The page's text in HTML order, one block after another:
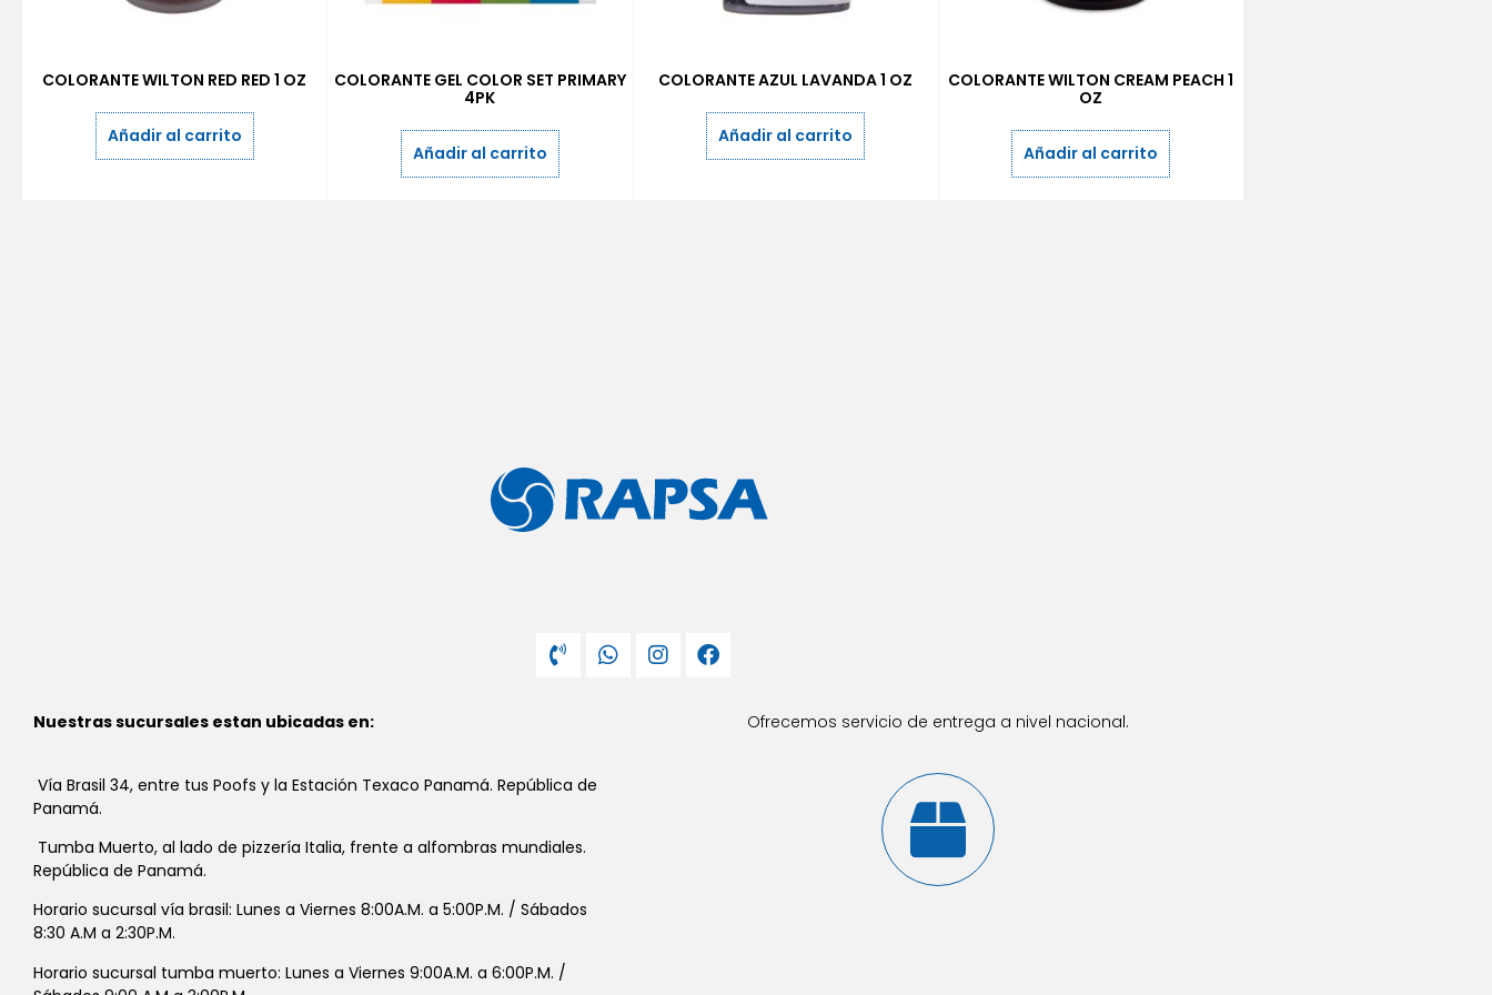
COLORANTE WILTON RED RED 1 OZ
Añadir al carrito
COLORANTE GEL COLOR SET PRIMARY
4PK
Añadir al carrito
COLORANTE AZUL LAVANDA 1 OZ
Añadir al carrito
COLORANTE WILTON CREAM PEACH 1
OZ
Añadir al carrito
Nuestras sucursales estan ubicadas en:
Vía Brasil 34, entre tus Poofs y la Estación Texaco Panamá. República de
Panamá.
Tumba Muerto, al lado de pizzería Italia, frente a alfombras mundiales.
República de Panamá.
Horario sucursal vía brasil: Lunes a Viernes 8:00A.M. a 5:00P.M. / Sábados
8:30 A.M a 2:30P.M.
Horario sucursal tumba muerto: Lunes a Viernes 9:00A.M. a 6:00P.M. /
Ofrecemos servicio de entrega a nivel nacional.